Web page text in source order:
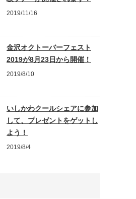
2019/11/16
金沢オクトーバーフェスト
2019が8月23日から開催！
2019/8/10
いしかわクールシェアに参加
して、プレゼントをゲットし
よう！
2019/8/4